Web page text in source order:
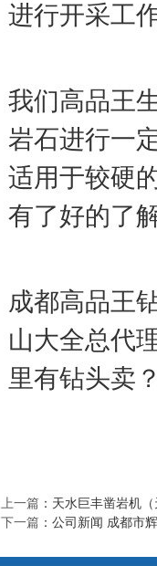
进行开采工
我们高品王
岩石进行一
适用于较硬
有了好的了
成都高品王
山大全总代
里有钻头卖
上一篇 ： 天水巨丰凿岩机
下一篇 ： 公司新闻 成都市